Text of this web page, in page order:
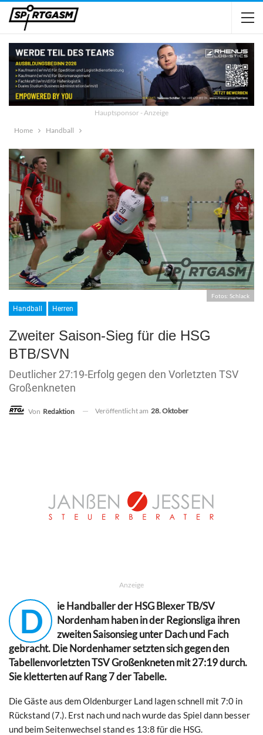
Hauptsponsor - Anzeige
Home
Handball
Fotos: Schlack
Handball Herren
Zweiter Saison-Sieg für die HSG
BTB/SVN
Deutlicher 27:19-Erfolg gegen den Vorletzten TSV
Großenkneten
Von Redaktion Veröffentlicht am 28. Oktober
Anzeige
D
ie Handballer der HSG Blexer TB/SV
Nordenham haben in der Regionsliga ihren
zweiten Saisonsieg unter Dach und Fach
gebracht. Die Nordenhamer setzten sich gegen den
Tabellenvorletzten TSV Großenkneten mit 27:19 durch.
Sie kletterten auf Rang 7 der Tabelle.
Die Gäste aus dem Oldenburger Land lagen schnell mit 7:0 in
Rückstand (7.). Erst nach und nach wurde das Spiel dann besser
und beim Seitenwechsel stand es 13:8 für die HSG.